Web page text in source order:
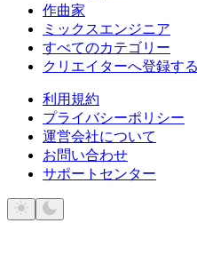
作曲家
ミックスエンジニア
すべてのカテゴリー
クリエイターへ登録する
利用規約
プライバシーポリシー
運営会社について
お問い合わせ
サポートセンター